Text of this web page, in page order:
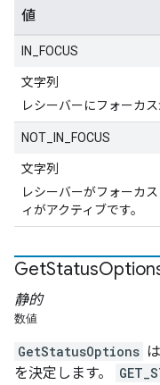
値
IN_FOCUS
文字列
レシーバーにフォーカス
NOT_IN_FOCUS
文字列
レシーバーがフォーカ
ィがアクティブです。
GetStatus
静的
数値
GetStatusOptions
を決定します。